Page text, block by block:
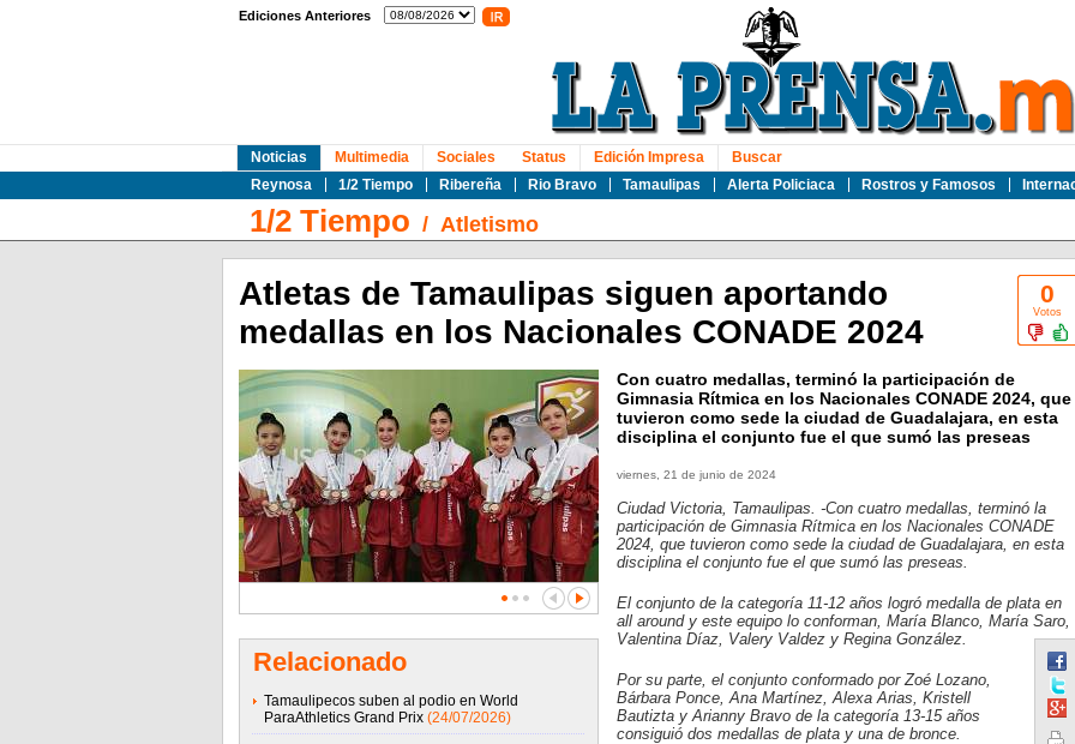
Ediciones Anteriores
Noticias
Reynosa
1/2 Tiempo Ribereña Rio Bravo Tamaulipas Alerta Policiaca Rostros y Famosos
Multimedia Sociales Status Edición Impresa Buscar
1/2 Tiempo / Atletismo
0
Votos
Atletas de Tamaulipas siguen aportando
medallas en los Nacionales CONADE 2024
Relacionado
Tamaulipecos suben al podio en World
ParaAthletics Grand Prix (24/07/2026)
Con cuatro medallas, terminó la participación de
Gimnasia Rítmica en los Nacionales CONADE 2024, que
tuvieron como sede la ciudad de Guadalajara, en esta
disciplina el conjunto fue el que sumó las preseas
viernes, 21 de junio de 2024
Ciudad Victoria, Tamaulipas. -Con cuatro medallas, terminó la
participación de Gimnasia Rítmica en los Nacionales CONADE
2024, que tuvieron como sede la ciudad de Guadalajara, en esta
disciplina el conjunto fue el que sumó las preseas.
El conjunto de la categoría 11-12 años logró medalla de plata en
all around y este equipo lo conforman, María Blanco, María Saro,
Valentina Díaz, Valery Valdez y Regina González.
Por su parte, el conjunto conformado por Zoé Lozano,
Bárbara Ponce, Ana Martínez, Alexa Arias, Kristell
Bautizta y Arianny Bravo de la categoría 13-15 años
consiguió dos medallas de plata y una de bronce.